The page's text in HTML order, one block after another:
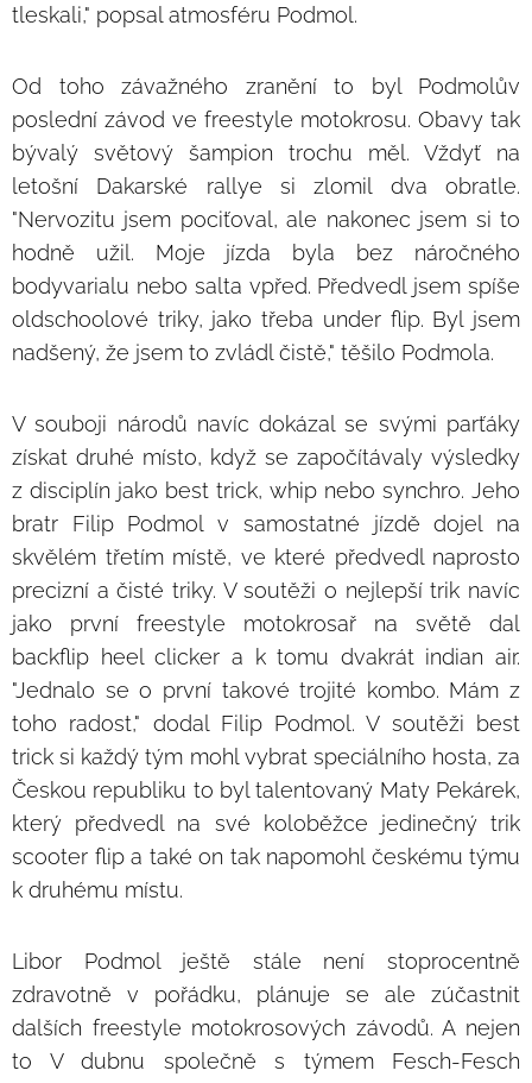
tleskali," popsal atmosféru Podmol.
Od toho závažného zranění to byl Podmolův
poslední závod ve freestyle motokrosu. Obavy tak
bývalý světový šampion trochu měl. Vždyť na
letošní Dakarské rallye si zlomil dva obratle.
"Nervozitu jsem pociťoval, ale nakonec jsem si to
hodně užil. Moje jízda byla bez náročného
bodyvarialu nebo salta vpřed. Předvedl jsem spíše
oldschoolové triky, jako třeba under flip. Byl jsem
nadšený, že jsem to zvládl čistě," těšilo Podmola.
V souboji národů navíc dokázal se svými parťáky
získat druhé místo, když se započítávaly výsledky
z disciplín jako best trick, whip nebo synchro. Jeho
bratr Filip Podmol v samostatné jízdě dojel na
skvělém třetím místě, ve které předvedl naprosto
precizní a čisté triky. V soutěži o nejlepší trik navíc
jako první freestyle motokrosař na světě dal
backflip heel clicker a k tomu dvakrát indian air.
"Jednalo se o první takové trojité kombo. Mám z
toho radost," dodal Filip Podmol. V soutěži best
trick si každý tým mohl vybrat speciálního hosta, za
Českou republiku to byl talentovaný Maty Pekárek,
který předvedl na své koloběžce jedinečný trik
scooter flip a také on tak napomohl českému týmu
k druhému místu.
Libor Podmol ještě stále není stoprocentně
zdravotně v pořádku, plánuje se ale zúčastnit
dalších freestyle motokrosových závodů. A nejen
to V dubnu společně s týmem Fesch-Fesch